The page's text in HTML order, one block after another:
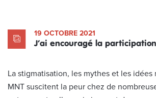
19 OCTOBRE 2021
J’ai encouragé la
La stigmatisation, les mythes et les idées
MNT suscitent la peur chez de